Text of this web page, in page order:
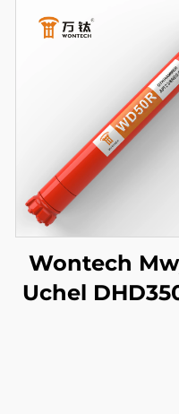
Wontech
Uchel